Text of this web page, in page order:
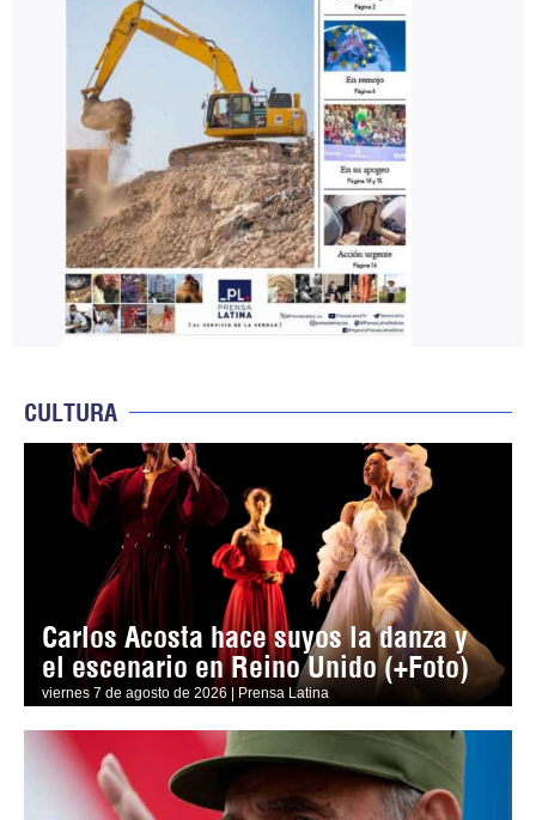
CULTURA
Carlos Acosta hace suyos la danza y
el escenario en Reino Unido (+Foto)
viernes 7 de agosto de 2026 | Prensa Latina